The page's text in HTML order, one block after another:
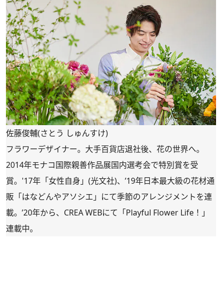
佐藤俊輔(さとう しゅんすけ)
フラワーデザイナー。大手百貨店退社後、花の世界へ。
2014年モナコ国際親善作品展国内選考会で特別賞を受
賞。'17年「女性自身」(光文社)、’19年日本最大級の花材通
販「はなどんやアソシエ 」にて季節のアレンジメントを連
載。’20年から、CREA WEBにて「Playful Flower Life！ 」
連載中。